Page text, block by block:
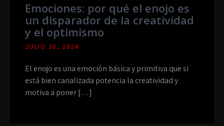
Emociones: por qué el enojo es
un disparador de la creatividad
y el optimismo
JULIO 10, 2024
El enojo es una emoción básica y primitiva que si
está bien canalizada potencia la creatividad y
motiva a poner […]